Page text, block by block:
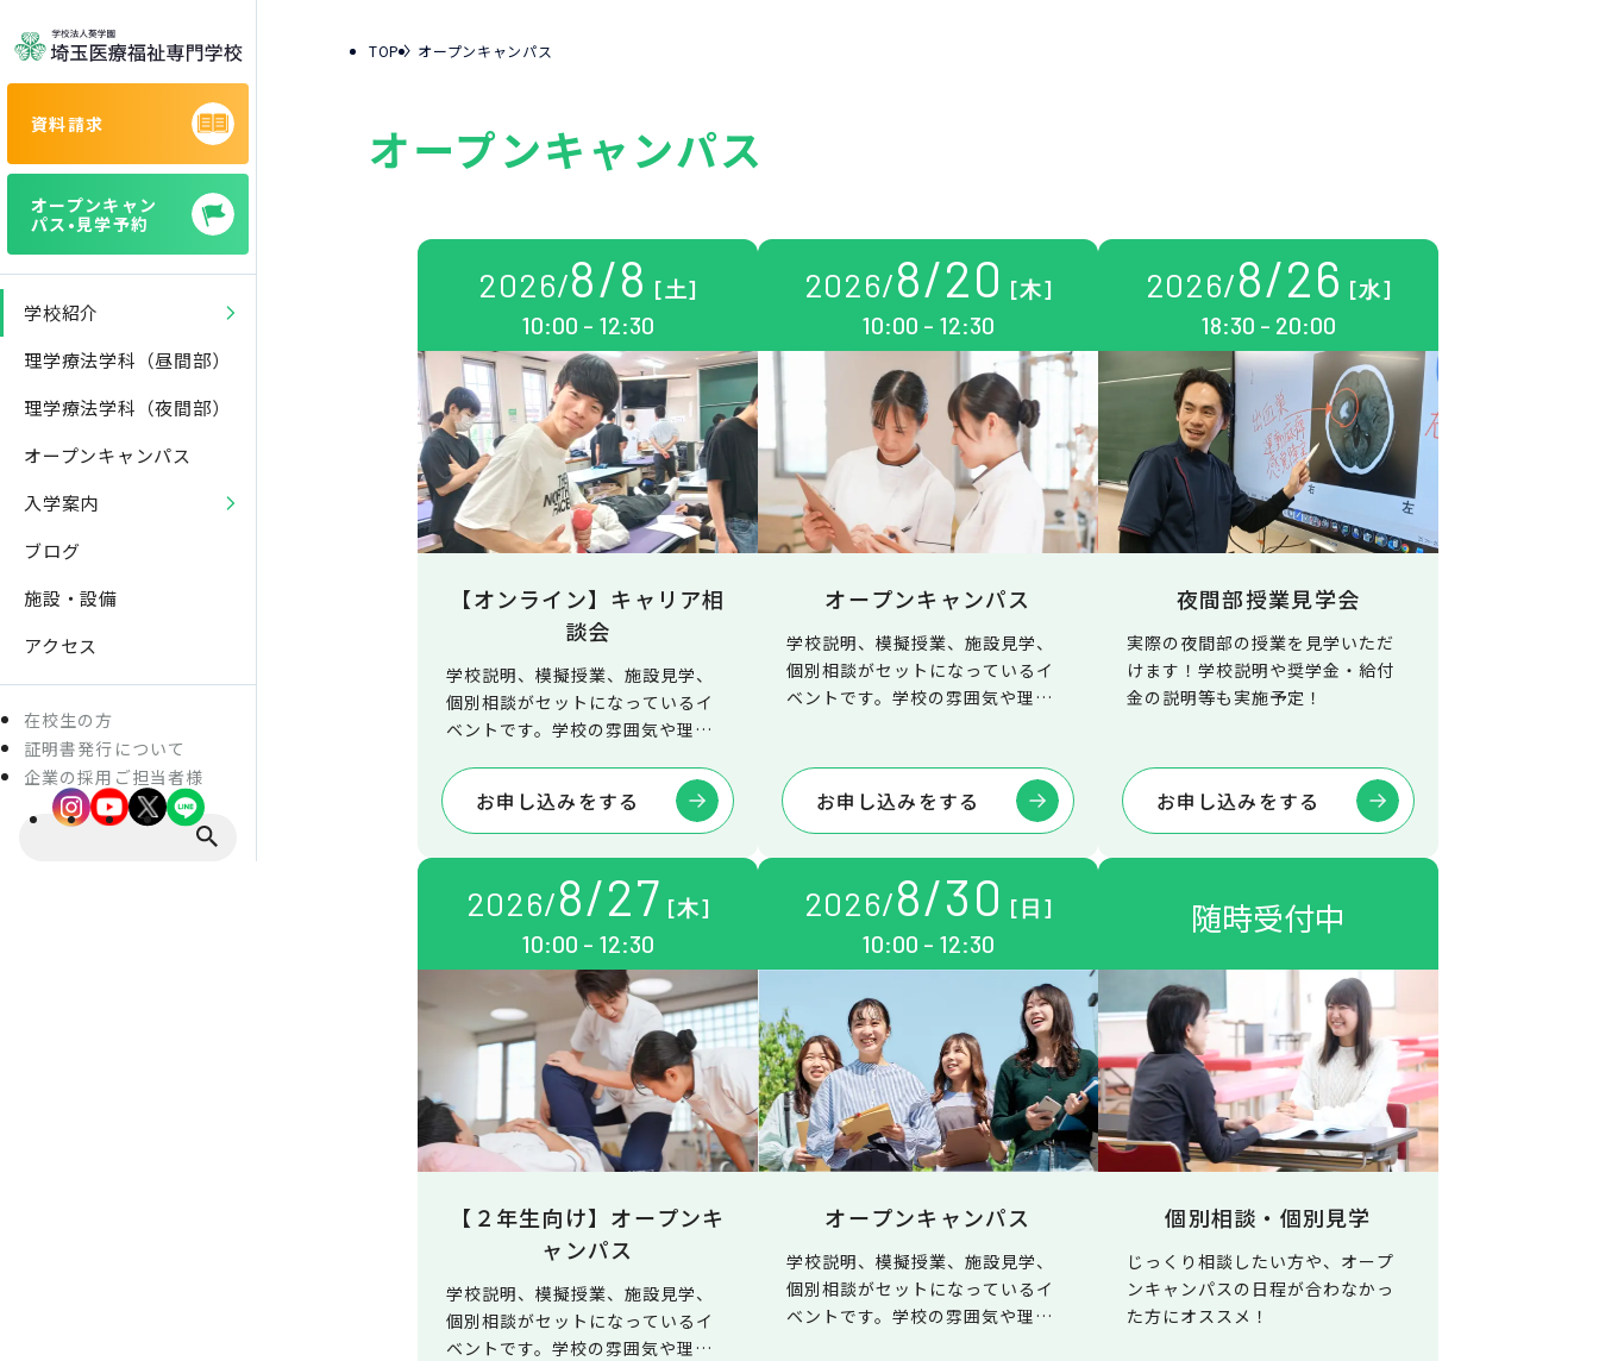
資料請求
オープンキャン
パス•見学予約
学校紹介
理学療法学科（昼間部）
理学療法学科（夜間部）
オープンキャンパス
入学案内
ブログ
施設・設備
アクセス
在校生の方
証明書発行について
企業の採用ご担当者様
TOP オープンキャンパス
オープンキャンパス
2026/8/8 [土]
10:00 - 12:30
【オンライン】キャリア相
談会
学校説明、模擬授業、施設見学、
個別相談がセットになっているイ
ベントです。学校の雰囲気や理学
ることができます。
お申し込みをする
2026/8/20 [木]
10:00 - 12:30
オープンキャンパス
学校説明、模擬授業、施設見学、
個別相談がセットになっているイ
ベントです。学校の雰囲気や理学
お申し込みをする
2026/8/26 [水]
18:30 - 20:00
夜間部授業見学会
実際の夜間部の授業を見学いただ
けます！学校説明や奨学金・給付
金の説明等も実施予定！
お申し込みをする
2026/8/27 [木]
10:00 - 12:30
【２年生向け】オープンキ
ャンパス
学校説明、模擬授業、施設見学、
個別相談がセットになっているイ
ベントです。学校の雰囲気や理学
2026/8/30 [日]
10:00 - 12:30
オープンキャンパス
学校説明、模擬授業、施設見学、
個別相談がセットになっているイ
ベントです。学校の雰囲気や理学
随時受付中
個別相談・個別見学
じっくり相談したい方や、オープ
ンキャンパスの日程が合わなかっ
た方にオススメ！